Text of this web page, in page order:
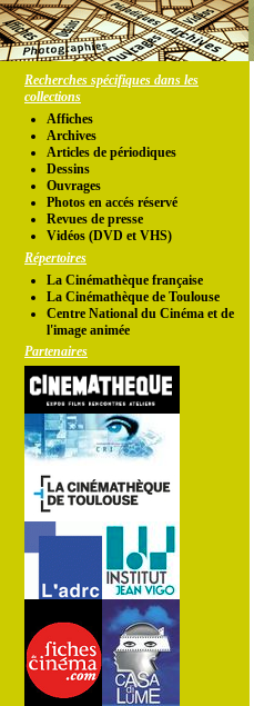
Recherches spécifiques dans les
collections
Affiches
Archives
Articles de périodiques
Dessins
Ouvrages
Photos en accés réservé
Revues de presse
Vidéos (DVD et VHS)
Répertoires
La Cinémathèque française
La Cinémathèque de Toulouse
Centre National du Cinéma et de
l'image animée
Partenaires